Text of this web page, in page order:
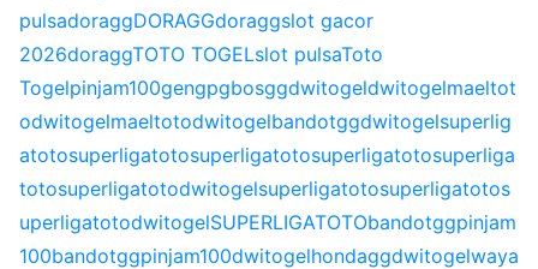
pulsadoraggDORAGGdoraggslot gacor
2026doraggTOTO TOGELslot pulsaToto
Togelpinjam100gengpgbosggdwitogeldwitogelmaeltot
odwitogelmaeltotodwitogelbandotggdwitogelsuperlig
atotosuperligatotosuperligatotosuperligatotosuperliga
totosuperligatotodwitogelsuperligatotosuperligatotos
uperligatotodwitogelSUPERLIGATOTObandotggpinjam
100bandotggpinjam100dwitogelhondaggdwitogelwaya